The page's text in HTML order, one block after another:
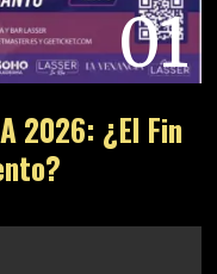
01
2026: ¿El Fin